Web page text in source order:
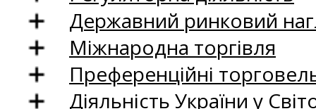
Державний ринковий
Міжнародна торгівля
Преференційні
Діяльність України у